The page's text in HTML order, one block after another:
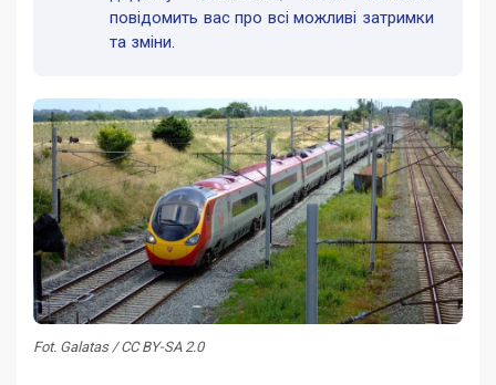
повідомить вас про всі можливі затримки
та зміни.
Fot. Galatas / CC BY-SA 2.0